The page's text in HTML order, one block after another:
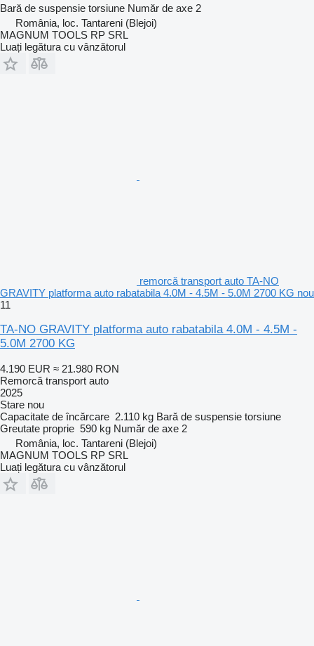
Bară de suspensie torsiune Număr de axe 2
România, loc. Tantareni (Blejoi)
MAGNUM TOOLS RP SRL
Luați legătura cu vânzătorul
remorcă transport auto TA-NO
GRAVITY platforma auto rabatabila 4.0M - 4.5M - 5.0M 2700 KG nou
11
TA-NO GRAVITY platforma auto rabatabila 4.0M - 4.5M -
5.0M 2700 KG
4.190 EUR ≈ 21.980 RON
Remorcă transport auto
2025
Stare nou
Capacitate de încărcare 2.110 kg Bară de suspensie torsiune
Greutate proprie 590 kg Număr de axe 2
România, loc. Tantareni (Blejoi)
MAGNUM TOOLS RP SRL
Luați legătura cu vânzătorul